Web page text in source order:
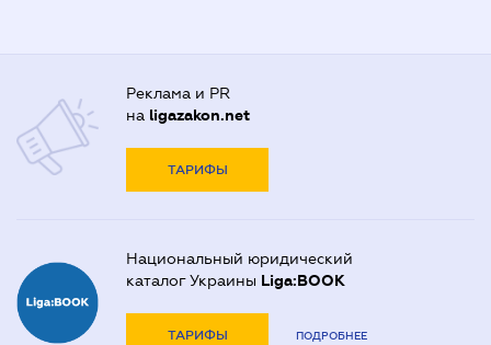
Реклама и PR
на ligazakon.net
ТАРИФЫ
Национальный юридический
каталог Украины Liga:BOOK
ТАРИФЫ ПОДРОБНЕЕ